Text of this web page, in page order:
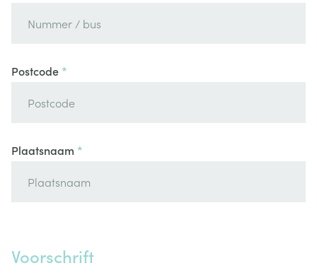
Postcode
Plaatsnaam
Voorschrift